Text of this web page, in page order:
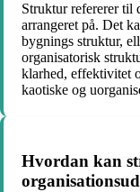
Struktur refererer til
arrangeret på. Det
bygnings struktur,
organisatorisk
klarhed, effektivitet
kaotiske og
Hvordan kan